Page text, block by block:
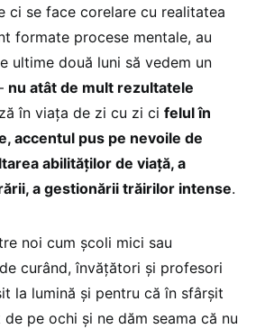
ci se face corelare cu realitatea
formate procese mentale, au
ultime două luni să vedem un
nu atât de mult rezultatele
în viața de zi cu zi ci felul în
accentul pus pe nevoile de
abilităților de viață, a
a gestionării trăirilor intense.
noi cum școli mici sau
curând, învățători și profesori
la lumină și pentru că în sfârșit
pe ochi și ne dăm seama că nu